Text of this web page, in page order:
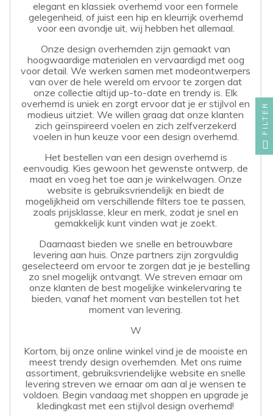
elegant en klassiek overhemd voor een formele
gelegenheid, of juist een hip en kleurrijk overhemd
voor een avondje uit, wij hebben het allemaal.
Onze design overhemden zijn gemaakt van
hoogwaardige materialen en vervaardigd met oog
voor detail. We werken samen met modeontwerpers
van over de hele wereld om ervoor te zorgen dat
onze collectie altijd up-to-date en trendy is. Elk
overhemd is uniek en zorgt ervoor dat je er stijlvol en
modieus uitziet. We willen graag dat onze klanten
zich geïnspireerd voelen en zich zelfverzekerd
voelen in hun keuze voor een design overhemd.
Het bestellen van een design overhemd is
eenvoudig. Kies gewoon het gewenste ontwerp, de
maat en voeg het toe aan je winkelwagen. Onze
website is gebruiksvriendelijk en biedt de
mogelijkheid om verschillende filters toe te passen,
zoals prijsklasse, kleur en merk, zodat je snel en
gemakkelijk kunt vinden wat je zoekt.
Daarnaast bieden we snelle en betrouwbare
levering aan huis. Onze partners zijn zorgvuldig
geselecteerd om ervoor te zorgen dat je je bestelling
zo snel mogelijk ontvangt. We streven ernaar om
onze klanten de best mogelijke winkelervaring te
bieden, vanaf het moment van bestellen tot het
moment van levering.
W
Kortom, bij onze online winkel vind je de mooiste en
meest trendy design overhemden. Met ons ruime
assortiment, gebruiksvriendelijke website en snelle
levering streven we ernaar om aan al je wensen te
voldoen. Begin vandaag met shoppen en upgrade je
kledingkast met een stijlvol design overhemd!
FILTER